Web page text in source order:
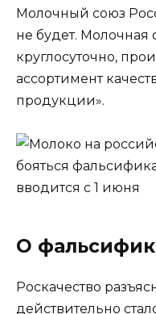
Молочный союз
не будет. Молочная
круглосуточно,
ассортимент
продукции».
О
Роскачество
действительно